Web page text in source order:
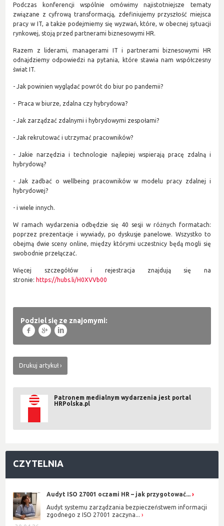
Podczas konferencji wspólnie omówimy najistotniejsze tematy
związane z cyfrową transformacją, zdefiniujemy przyszłość miejsca
pracy w IT, a także podejmiemy się wyzwań, które, w obecnej sytuacji
rynkowej, stoją przed partnerami biznesowymi HR.
Razem z liderami, managerami IT i partnerami biznesowymi HR
odnajdziemy odpowiedzi na pytania, które stawia nam współczesny
świat IT.
- Jak powinien wyglądać powrót do biur po pandemii?
- Praca w biurze, zdalna czy hybrydowa?
- Jak zarządzać zdalnymi i hybrydowymi zespołami?
- Jak rekrutować i utrzymać pracowników?
- Jakie narzędzia i technologie najlepiej wspierają pracę zdalną i
hybrydową?
- Jak zadbać o wellbeing pracowników w modelu pracy zdalnej i
hybrydowej?
- i wiele innych.
W ramach wydarzenia odbędzie się 40 sesji w różnych formatach:
poprzez prezentacje i wywiady, po dyskusje panelowe. Wszystko to
obejmą dwie sceny online, między którymi uczestnicy będą mogli się
swobodnie przełączać.
Więcej szczegółów i rejestracja znajdują się na
stronie: https://hubs.li/H0XVVb00
Podziel się ze znajomymi:
f g l
Drukuj artykuł
Patronem medialnym wydarzenia jest portal
HRPolska.pl
CZYTELNIA
Audyt ISO 27001 oczami HR – jak przygotować...
Audyt systemu zarządzania bezpieczeństwem informacji
zgodnego z ISO 27001 zaczyna...